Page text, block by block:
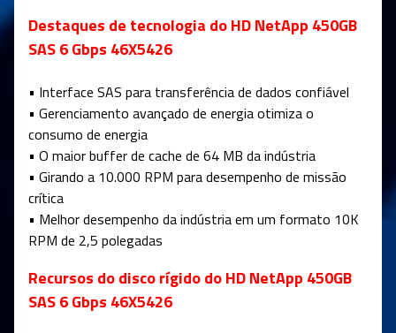
Destaques de tecnologia do HD NetApp 450GB
SAS 6 Gbps 46X5426
• Interface SAS para transferência de dados confiável
• Gerenciamento avançado de energia otimiza o
consumo de energia
• O maior buffer de cache de 64 MB da indústria
• Girando a 10.000 RPM para desempenho de missão
crítica
• Melhor desempenho da indústria em um formato 10K
RPM de 2,5 polegadas
Recursos do disco rígido do HD NetApp 450GB
SAS 6 Gbps 46X5426